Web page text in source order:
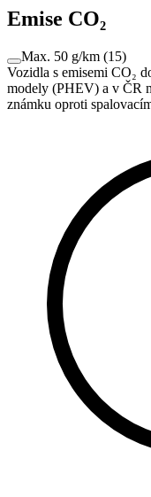
Emise CO₂
Max. 50 g/km (15)
Vozidla s emisemi CO₂
modely (PHEV) a v ČR
známku oproti